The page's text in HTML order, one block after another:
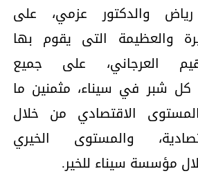
رياض والدكتور عزمي، على
والعظيمة التى يقوم بها
العرجاني، على جميع
كل شبر في سيناء، مثمنين ما
الاقتصادي من خلال
والمستوى الخيري
مؤسسة سيناء للخير.